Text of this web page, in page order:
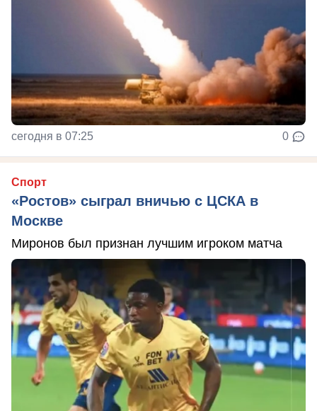
сегодня в 07:25 0
Спорт
«Ростов» сыграл вничью с ЦСКА в
Москве
Миронов был признан лучшим игроком матча